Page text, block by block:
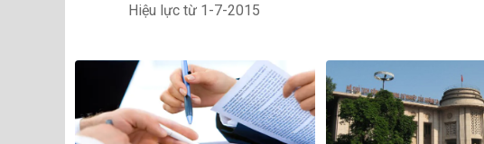
Hiệu lực từ 1-7-2015